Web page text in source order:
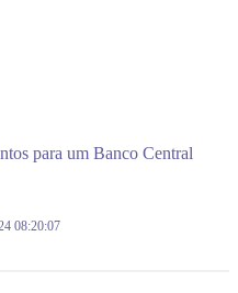
para um Banco Central
08:20:07